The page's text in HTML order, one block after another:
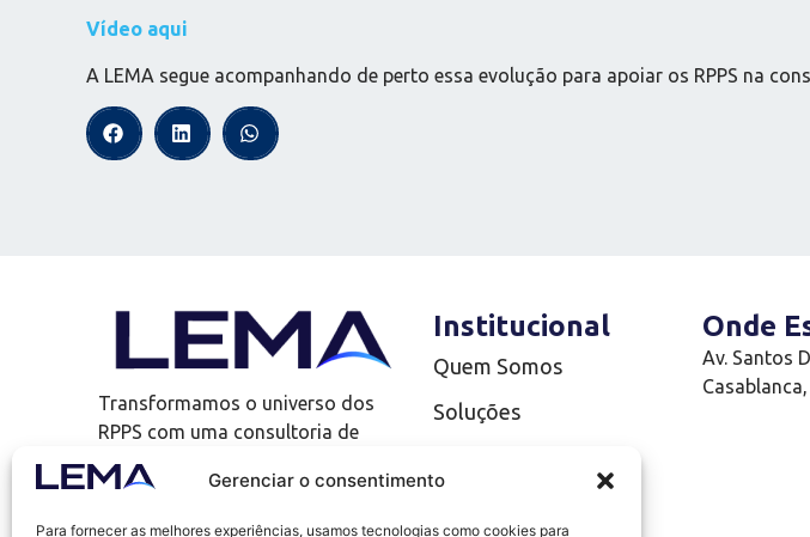
Gerenciar o consentimento
Para fornecer as melhores experiências, usamos tecnologias como cookies para
Vídeo aqui
A LEMA segue acompanhando de perto essa evolução para apoiar os RPPS na
Transformamos o universo dos
RPPS com uma consultoria de
investimentos que vai além!
Institucional
Quem Somos
Soluções
Onde
Av. Santos